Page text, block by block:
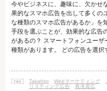
今やビジネスに、趣味に、欠かせ
果的なスマホ広告を出して多くの
な種類のスマホ広告があるか」を
手段を選ぶことが、効果的な広告
があるの？ スマートフォンユー
種類があります。 どの広告を選
や注意点を理解することで、効
（検索連動型広告） リスティング
部にテキストで広告を掲載できる
Takahiro Webマーケティング
リスティング広告
有滝貴広